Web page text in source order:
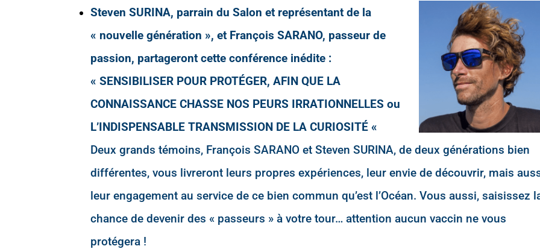
Steven SURINA, parrain du Salon et représentant de la
« nouvelle génération », et François SARANO, passeur de
passion, partageront cette conférence inédite :
« SENSIBILISER POUR PROTÉGER, AFIN QUE LA
CONNAISSANCE CHASSE NOS PEURS IRRATIONNELLES ou
L’INDISPENSABLE TRANSMISSION DE LA CURIOSITÉ «
Deux grands témoins, François SARANO et Steven SURINA, de deux générations bien
différentes, vous livreront leurs propres expériences, leur envie de découvrir, mais
leur engagement au service de ce bien commun qu’est l’Océan. Vous aussi, saisissez
chance de devenir des « passeurs » à votre tour… attention aucun vaccin ne vous
protégera !